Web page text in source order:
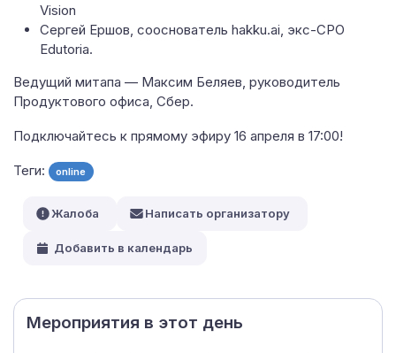
Vision
Сергей Ершов, сооснователь hakku.ai, экс-CPO
Edutoria.
Ведущий митапа — Максим Беляев, руководитель
Продуктового офиса, Сбер.
Подключайтесь к прямому эфиру 16 апреля в 17:00!
Теги: online
Мероприятия в этот день
Жалоба Написать организатору
Добавить в календарь